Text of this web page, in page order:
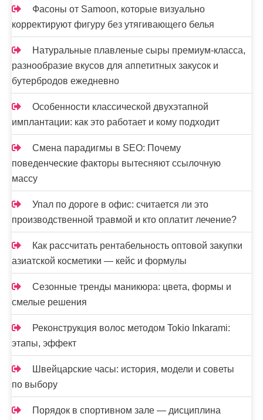
Фасоны от Samoon, которые визуально
корректируют фигуру без утягивающего белья
Натуральные плавленые сыры премиум-класса,
разнообразие вкусов для аппетитных закусок и
бутербродов ежедневно
Особенности классической двухэтапной
имплантации: как это работает и кому подходит
Смена парадигмы в SEO: Почему
поведенческие факторы вытесняют ссылочную
массу
Упал по дороге в офис: считается ли это
производственной травмой и кто оплатит лечение?
Как рассчитать рентабельность оптовой закупки
азиатской косметики — кейс и формулы
Сезонные тренды маникюра: цвета, формы и
смелые решения
Реконструкция волос методом Tokio Inkarami:
этапы, эффект
Швейцарские часы: история, модели и советы
по выбору
Порядок в спортивном зале — дисциплина